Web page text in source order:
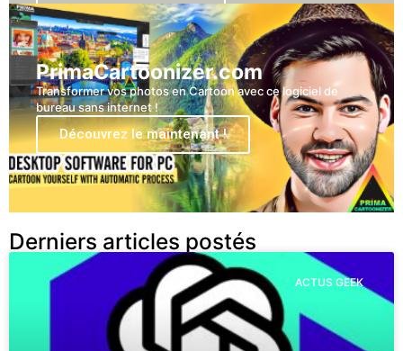
PrimaCartoonizer.com
Transformer vos photos en Cartoon avec ce logiciel de
bureau sans internet !
Découvrez le maintenant !
Derniers articles postés
ACTUS GEEK